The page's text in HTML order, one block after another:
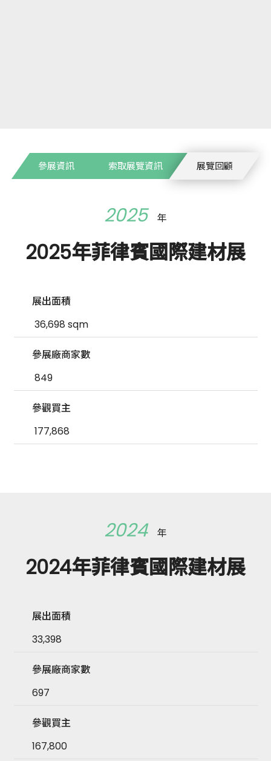
參展資訊 索取展覽資訊 展覽回顧
2025 年
2025年菲律賓國際建材展
展出面積
36,698 sqm
參展廠商家數
849
參觀買主
177,868
2024 年
2024年菲律賓國際建材展
展出面積
33,398
參展廠商家數
697
參觀買主
167,800